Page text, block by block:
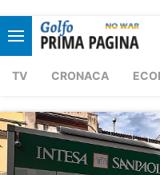
TV CRONACA